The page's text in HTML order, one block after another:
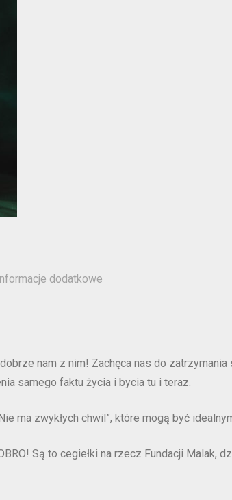
Informacje dodatkowe
nam z nim! Zachęca nas do
samego faktu życia i bycia tu i teraz.
ma zwykłych chwil”, które mogą być
Są to cegiełki na rzecz Fundacji Malak,